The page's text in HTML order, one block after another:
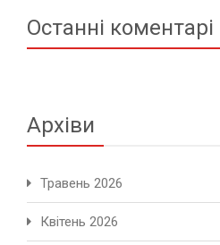
Останні коментарі
Архіви
Травень 2026
Квітень 2026